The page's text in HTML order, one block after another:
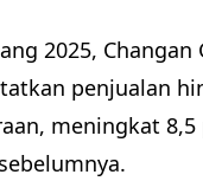
2025,
penjualan
meningkat